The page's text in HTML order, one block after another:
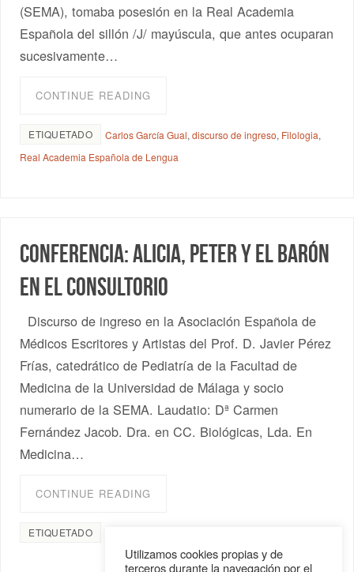
(SEMA), tomaba posesión en la Real Academia
Española del sillón /J/ mayúscula, que antes ocuparan
sucesivamente…
CONTINUE READING
ETIQUETADO Carlos García Gual,discurso de ingreso, Filologia,
Real Academia Española de Lengua
Conferencia: Alicia, Peter y el Barón
en el consultorio
Discurso de ingreso en la Asociación Española de
Médicos Escritores y Artistas del Prof. D. Javier Pérez
Frías, catedrático de Pediatría de la Facultad de
Medicina de la Universidad de Málaga y socio
numerario de la SEMA. Laudatio: Dª Carmen
Fernández Jacob. Dra. en CC. Biológicas, Lda. En
Medicina…
CONTINUE READING
ETIQUETADO
Utilizamos cookies propias y de
terceros durante la navegación por el